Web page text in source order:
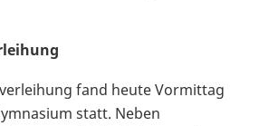
fand heute Vormittag
statt. Neben